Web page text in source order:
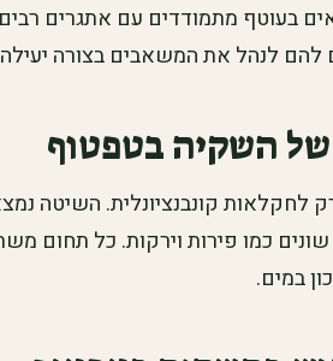
בעוטף מתמודדים עם אתגרים
לנהל את המשאבים בצורה
של השקיה בטפטוף
לחקלאות קונבנציונלית. השיטה
שונים כמו פירות וירקות. כל תחום
במים.